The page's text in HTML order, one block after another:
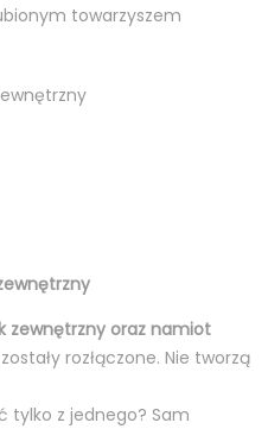
towarzyszem
zewnętrzny oraz namiot
rozłączone. Nie tworzą
tylko z jednego? Sam